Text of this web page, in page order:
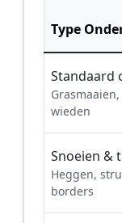
Type
Standaard
wieden
Snoeien &
Heggen,
borders